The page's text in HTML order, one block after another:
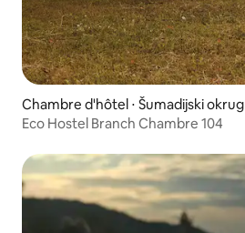
Chambre d'hôtel ⋅ Šumadijski okrug
Eco Hostel Branch Chambre 104